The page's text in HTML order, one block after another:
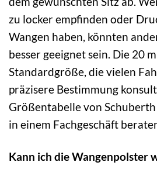
zu locker empfinden oder
Wangen haben, könnten
besser geeignet sein. Die 20
Standardgröße, die vielen
präzisere Bestimmung
Größentabelle von Schuberth
in einem Fachgeschäft
Kann ich die Wangenpolster